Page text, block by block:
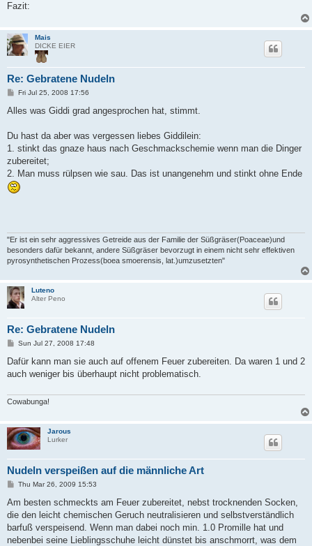
Fazit:
Mais
DICKE EIER
Re: Gebratene Nudeln
P
s
Fri Jul 25, 2008 17:56
Alles was Giddi grad angesprochen hat, stimmt.
Du hast da aber was vergessen liebes Giddilein:
1. stinkt das gnaze haus nach Geschmackschemie wenn man die Dinger
zubereitet;
2. Man muss rülpsen wie sau. Das ist unangenehm und stinkt ohne Ende
"Er ist ein sehr aggressives Getreide aus der Familie der Süßgräser(Poaceae)und
besonders dafür bekannt, andere Süßgräser bevorzugt in einem nicht sehr effektiven
pyrosynthetischen Prozess(boea smoerensis, lat.)umzusetzten"
Luteno
Alter Peno
Re: Gebratene Nudeln
P
s
Sun Jul 27, 2008 17:48
Dafür kann man sie auch auf offenem Feuer zubereiten. Da waren 1 und 2
auch weniger bis überhaupt nicht problematisch.
Cowabunga!
Jarous
Lurker
Nudeln verspeißen auf die männliche Art
P
s
Thu Mar 26, 2009 15:53
Am besten schmeckts am Feuer zubereitet, nebst trocknenden Socken,
die den leicht chemischen Geruch neutralisieren und selbstverständlich
barfuß verspeisend. Wenn man dabei noch min. 1.0 Promille hat und
nebenbei seine Lieblingsschuhe leicht dünstet bis anschmorrt, was dem